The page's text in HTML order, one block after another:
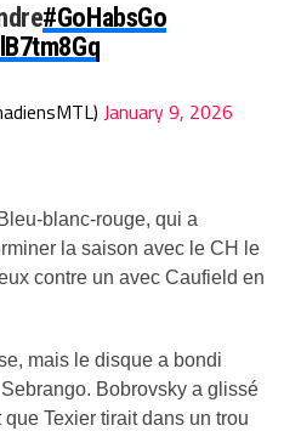
#GoHabsGo
January 9, 2026
blanc-rouge, qui a
la saison avec le CH le
contre un avec Caufield en
mais le disque a bondi
Bobrovsky a glissé
Texier tirait dans un trou